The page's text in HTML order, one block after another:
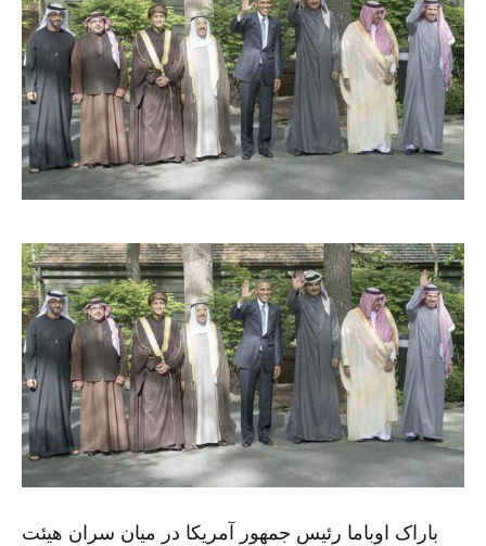
باراک اوباما رئیس جمهور آمریکا در میان سران هیئت